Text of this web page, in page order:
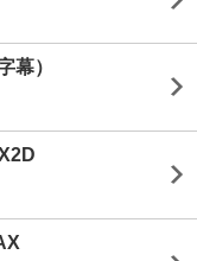
幕）